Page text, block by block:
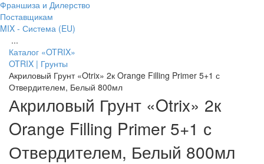
Франшиза и Дилерство
Поставщикам
MIX - Система (EU)
...
Каталог «OTRIX»
OTRIX | Грунты
Акриловый Грунт «Otrix» 2к Orange Filling Primer 5+1 с
Отвердителем, Белый 800мл
Акриловый Грунт «Otrix» 2к
Orange Filling Primer 5+1 с
Отвердителем, Белый 800мл